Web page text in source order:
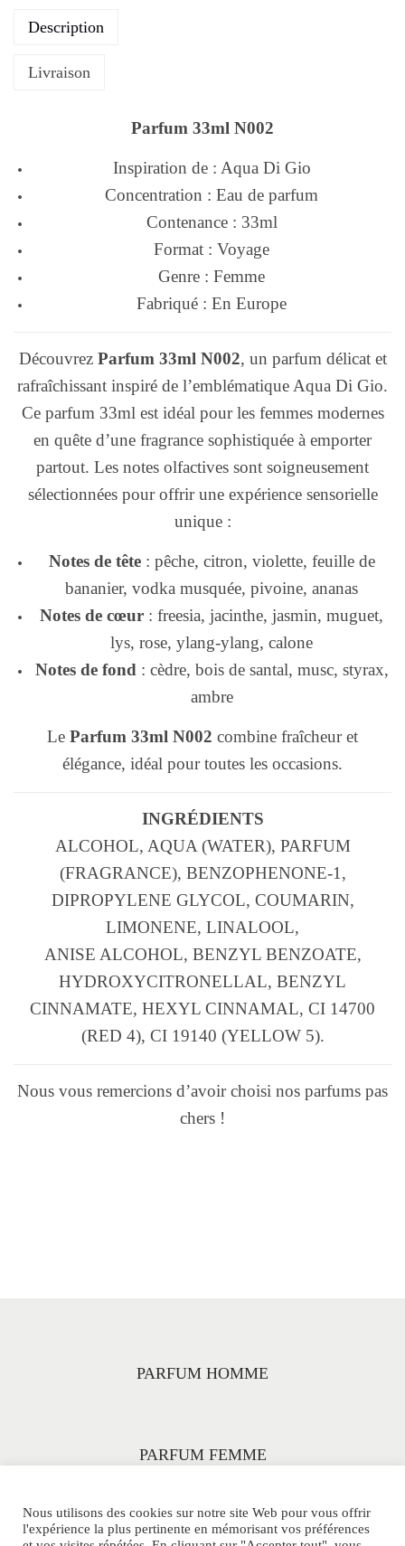
Description
Livraison
Parfum 33ml N002
Inspiration de : Aqua Di Gio
Concentration : Eau de parfum
Contenance : 33ml
Format : Voyage
Genre : Femme
Fabriqué : En Europe
Découvrez Parfum 33ml N002, un parfum délicat et
rafraîchissant inspiré de l’emblématique Aqua Di Gio.
Ce parfum 33ml est idéal pour les femmes modernes
en quête d’une fragrance sophistiquée à emporter
partout. Les notes olfactives sont soigneusement
sélectionnées pour offrir une expérience sensorielle
unique :
Notes de tête: pêche, citron, violette, feuille de
bananier, vodka musquée, pivoine, ananas
Notes de cœur : freesia, jacinthe, jasmin, muguet,
lys, rose, ylang-ylang, calone
Notes de fond : cèdre, bois de santal, musc, styrax,
ambre
Le Parfum 33ml N002 combine fraîcheur et
élégance, idéal pour toutes les occasions.
INGRÉDIENTS
ALCOHOL, AQUA (WATER), PARFUM
(FRAGRANCE), BENZOPHENONE-1,
DIPROPYLENE GLYCOL, COUMARIN,
LIMONENE, LINALOOL,
ANISE ALCOHOL, BENZYL BENZOATE,
HYDROXYCITRONELLAL, BENZYL
CINNAMATE, HEXYL CINNAMAL, CI 14700
(RED 4), CI 19140 (YELLOW 5).
Nous vous remercions d’avoir choisi nos parfums pas
chers !
PARFUM HOMME
PARFUM FEMME
Nous utilisons des cookies sur notre site Web pour vous offrir
l'expérience la plus pertinente en mémorisant vos préférences